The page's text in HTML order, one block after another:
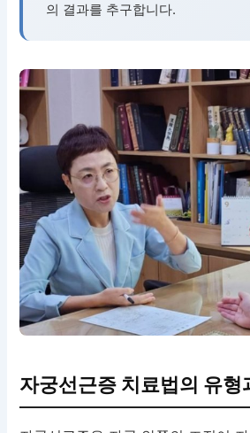
의 결과를 추구합니다.
자궁선근증 치료법의 유형